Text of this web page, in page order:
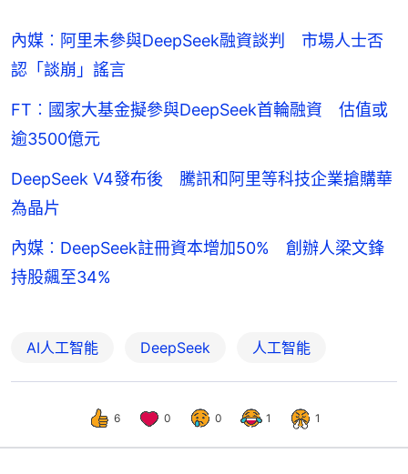
內媒︰阿里未參與DeepSeek融資談判 市場人士否
認「談崩」謠言
FT︰國家大基金擬參與DeepSeek首輪融資 估值或
逾3500億元
DeepSeek V4發布後 騰訊和阿里等科技企業搶購華
為晶片
內媒︰DeepSeek註冊資本增加50% 創辦人梁文鋒
持股飆至34%
AI人工智能 DeepSeek 人工智能
6 0 0 1 1